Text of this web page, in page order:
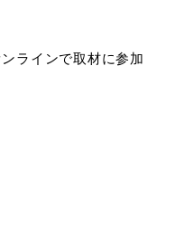
ラインで取材に参加